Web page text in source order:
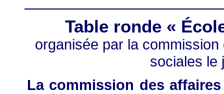
Table ronde «
organisée par la
sociales le
La commission des